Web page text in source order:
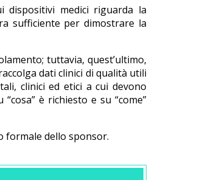
dispositivi medici riguarda la
sufficiente per dimostrare la
tuttavia, quest’ultimo,
dati clinici di qualità utili
clinici ed etici a cui devono
è richiesto e su “come”
formale dello sponsor.